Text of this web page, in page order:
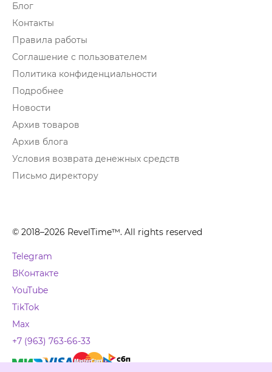
Блог
Контакты
Правила работы
Соглашение с пользователем
Политика конфиденциальности
Подробнее
Новости
Архив товаров
Архив блога
Условия возврата денежных средств
Письмо директору
© 2018–2026 RevelTime™. All rights reserved
Telegram
ВКонтакте
YouTube
TikTok
Max
+7 (963) 763-66-33